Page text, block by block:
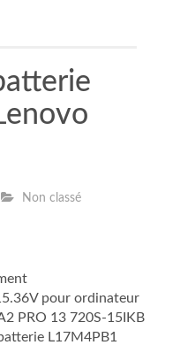
Non classé
pour ordinateur
PRO 13 720S-15IKB
L17M4PB1